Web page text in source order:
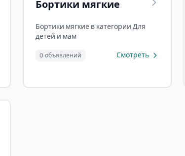
Бортики мягкие
Бортики мягкие в категории Для
детей и мам
0 объявлений Смотреть